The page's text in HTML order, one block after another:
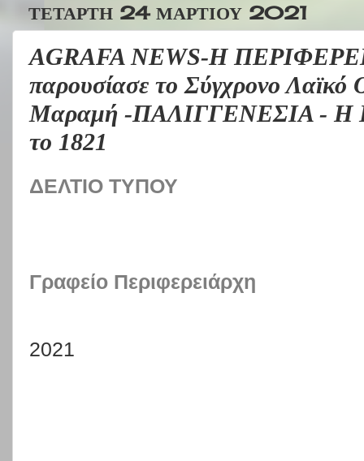
ΤΕΤΆΡΤΗ 24 ΜΑΡΤΊΟΥ 2021
AGRAFA NEWS-Η
παρουσίασε το Σύγχρονο Λαϊκό
Μαραμή -ΠΑΛΙΓΓΕΝΕΣΙΑ - H
το 1821
ΔΕΛΤΙΟ ΤΥΠΟΥ
Γραφείο Περιφερειάρχη
2021